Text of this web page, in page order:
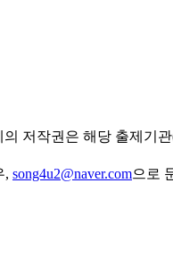
저작권은 해당 출제기
, song4u2@naver.com으로